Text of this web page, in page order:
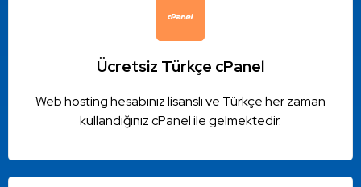
Ücretsiz Türkçe cPanel
Web hosting hesabınız lisanslı ve Türkçe her zaman
kullandığınız cPanel ile gelmektedir.